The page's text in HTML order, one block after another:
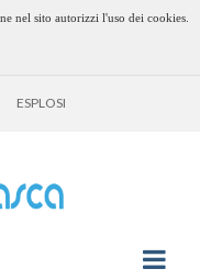
nel sito autorizzi l'uso dei cookies.
ESPLOSI